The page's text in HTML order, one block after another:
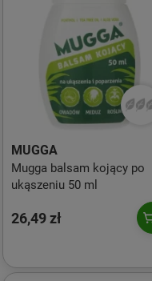
MUGGA
Mugga balsam kojący po
ukąszeniu 50 ml
26,49 zł